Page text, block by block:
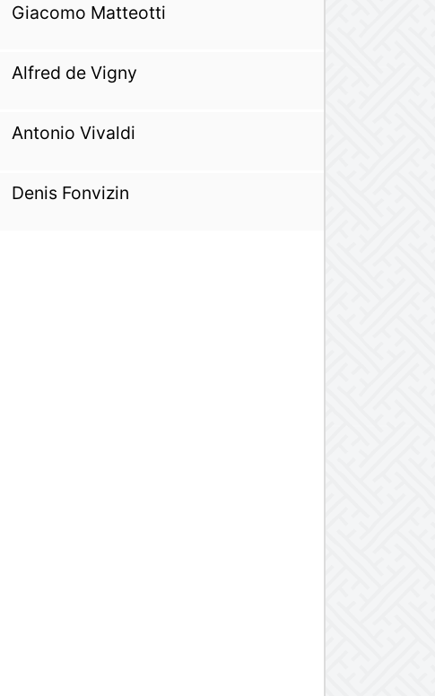
Giacomo Matteotti
Alfred de Vigny
Antonio Vivaldi
Denis Fonvizin